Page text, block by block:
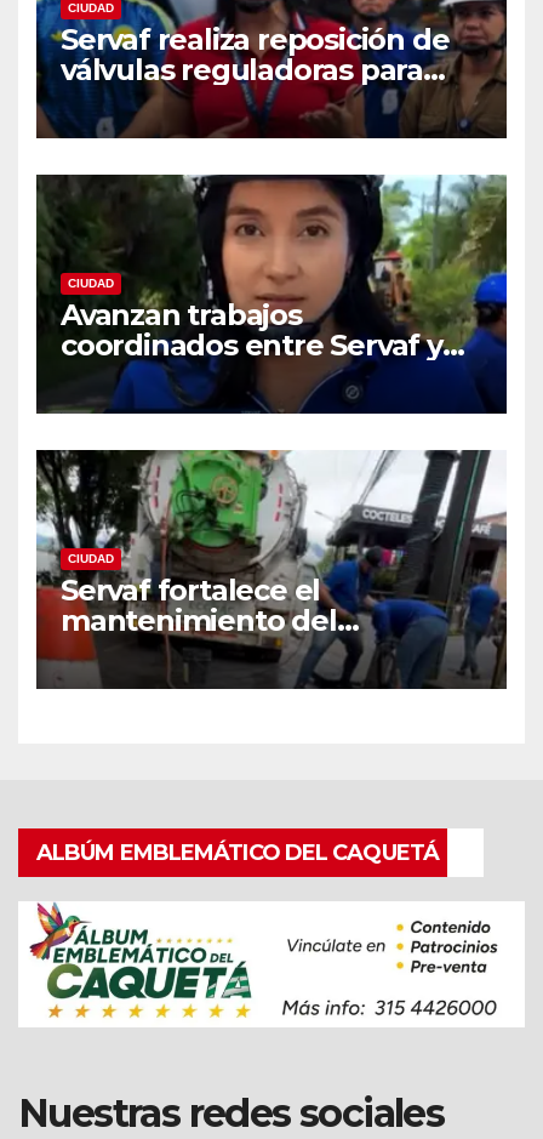
CIUDAD
Servaf realiza reposición de
válvulas reguladoras para
fortalecer la red de
acueducto
CIUDAD
Avanzan trabajos
coordinados entre Servaf y
las obras de la doble calzada
en Florencia.
CIUDAD
Servaf fortalece el
mantenimiento del
alcantarillado en Florencia
con equipo Vactor.
ALBÚM EMBLEMÁTICO DEL CAQUETÁ
Nuestras redes sociales